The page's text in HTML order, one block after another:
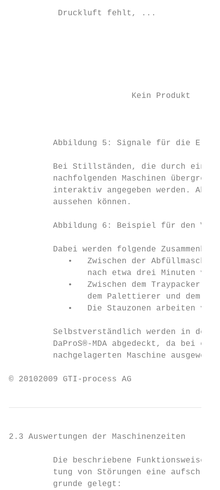
          Druckluft fehlt, ...
Kein Produkt
Abbildung 5: Signale für die
Bei Stillständen, die durch eine
nachfolgenden Maschinen
interaktiv angegeben werden.
         aussehen können.
Abbildung 6: Beispiel für den
Dabei werden folgende
•   Zwischen der
nach etwa drei Minuten
•   Zwischen dem Traypacker
dem Palettierer und dem
•   Die Stauzonen arbeiten
Selbstverständlich werden in der
DaProS®-MDA abgedeckt, da bei
nachgelagerten Maschine
© 20102009 GTI-process AG
2.3 Auswertungen der Maschinenzeiten
Die beschriebene Funktionsweise
tung von Störungen eine
         grunde gelegt: